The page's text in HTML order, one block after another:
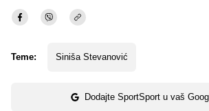
Teme: Siniša Stevanović
Dodajte SportSport u vaš